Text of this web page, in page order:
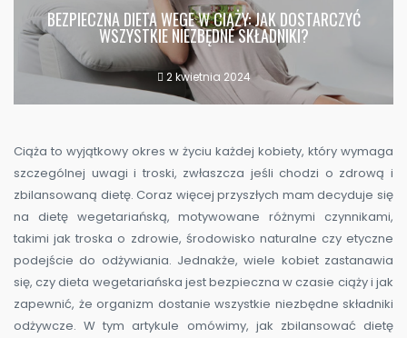
BEZPIECZNA DIETA WEGE W CIĄŻY: JAK DOSTARCZYĆ
WSZYSTKIE NIEZBĘDNE SKŁADNIKI?
2 kwietnia 2024
Ciąża to wyjątkowy okres w życiu każdej kobiety, który wymaga
szczególnej uwagi i troski, zwłaszcza jeśli chodzi o zdrową i
zbilansowaną dietę. Coraz więcej przyszłych mam decyduje się
na dietę wegetariańską, motywowane różnymi czynnikami,
takimi jak troska o zdrowie, środowisko naturalne czy etyczne
podejście do odżywiania. Jednakże, wiele kobiet zastanawia
się, czy dieta wegetariańska jest bezpieczna w czasie ciąży i jak
zapewnić, że organizm dostanie wszystkie niezbędne składniki
odżywcze. W tym artykule omówimy, jak zbilansować dietę